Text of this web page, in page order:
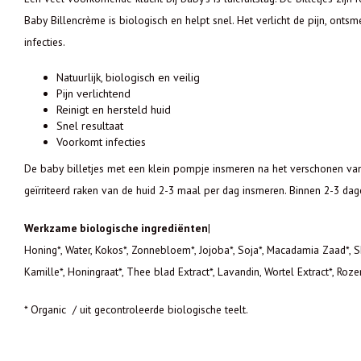
Baby Billencrème is biologisch en helpt snel. Het verlicht de pijn,
infecties.
Natuurlijk, biologisch en veilig
Pijn verlichtend
Reinigt en hersteld huid
Snel resultaat
Voorkomt infecties
De baby billetjes met een klein pompje insmeren na het verschonen
geïrriteerd raken van de huid 2-3 maal per dag insmeren. Binnen 2-3
Werkzame biologische ingrediënten|
Honing*, Water, Kokos*, Zonnebloem*, Jojoba*, Soja*, Macadamia
Kamille*, Honingraat*, Thee blad Extract*, Lavandin, Wortel Extract*,
* Organic / uit gecontroleerde biologische teelt.